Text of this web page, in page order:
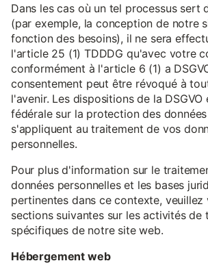
Dans les cas où un tel processus sert
(par exemple, la conception de notre
fonction des besoins), il ne sera
l'article 25 (1) TDDDG qu'avec votre
conformément à l'article 6 (1) a
consentement peut être révoqué à
l'avenir. Les dispositions de la DSGVO
fédérale sur la protection des données
s'appliquent au traitement de vos
personnelles.
Pour plus d'information sur le
données personnelles et les bases
pertinentes dans ce contexte, veuillez
sections suivantes sur les activités de
spécifiques de notre site web.
Hébergement web